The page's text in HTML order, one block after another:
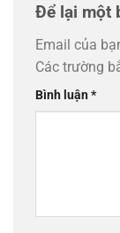
Để lại một
Email của
Các trường
Bình luận*